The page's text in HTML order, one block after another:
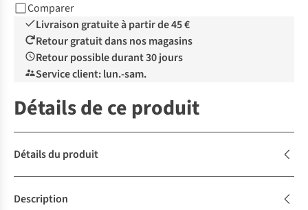
Comparer
Livraison gratuite à partir de 45 €
Retour gratuit dans nos magasins
Retour possible durant 30 jours
Service client: lun.-sam.
Détails de ce produit
Détails du produit
Description